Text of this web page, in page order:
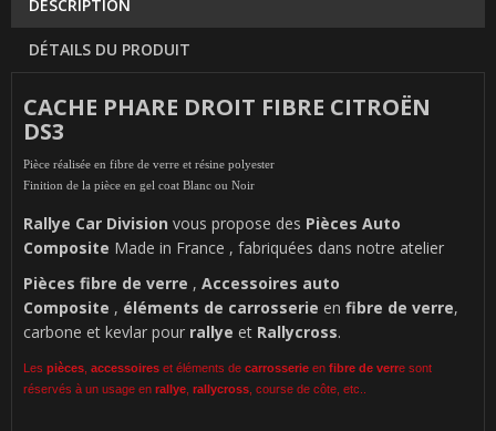
DESCRIPTION
DÉTAILS DU PRODUIT
CACHE PHARE DROIT FIBRE CITROËN
DS3
Pièce réalisée en fibre de verre et résine polyester
Finition de la pièce en gel coat Blanc ou Noir
Rallye Car Division vous propose des Pièces Auto
Composite Made in France , fabriquées dans notre atelier
Pièces fibre de verre , Accessoires auto
Composite , éléments de carrosserie en fibre de verre,
carbone et kevlar pour rallye et Rallycross.
Les pièces accessoires et éléments de carrosserie en fibre de verre sont
réservés à un usage en rallye rallycross , course de côte, etc..